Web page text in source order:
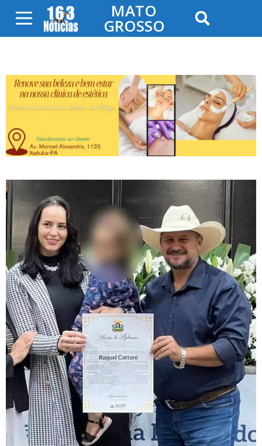
MATO
GROSSO